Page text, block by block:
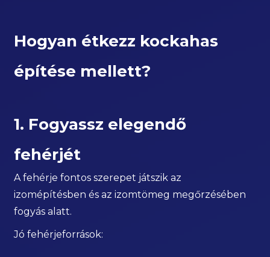
Hogyan étkezz kockahas
építése mellett?
1. Fogyassz elegendő
fehérjét
A fehérje fontos szerepet játszik az
izomépítésben és az izomtömeg megőrzésében
fogyás alatt.
Jó fehérjeforrások: